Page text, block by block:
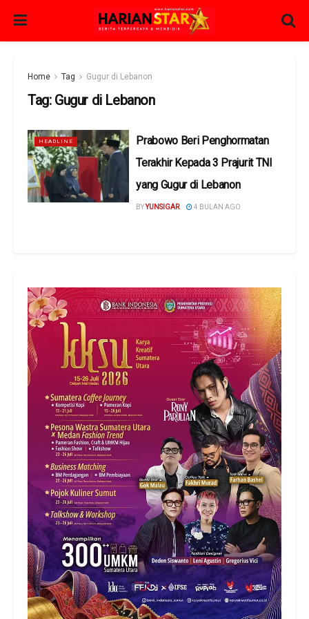
Home Tag Gugur di Lebanon
Tag: Gugur di Lebanon
HEADLINE
Prabowo Beri Penghormatan
Terakhir Kepada 3 Prajurit TNI
yang Gugur di Lebanon
BYYUNSIGAR 4 BULAN AGO